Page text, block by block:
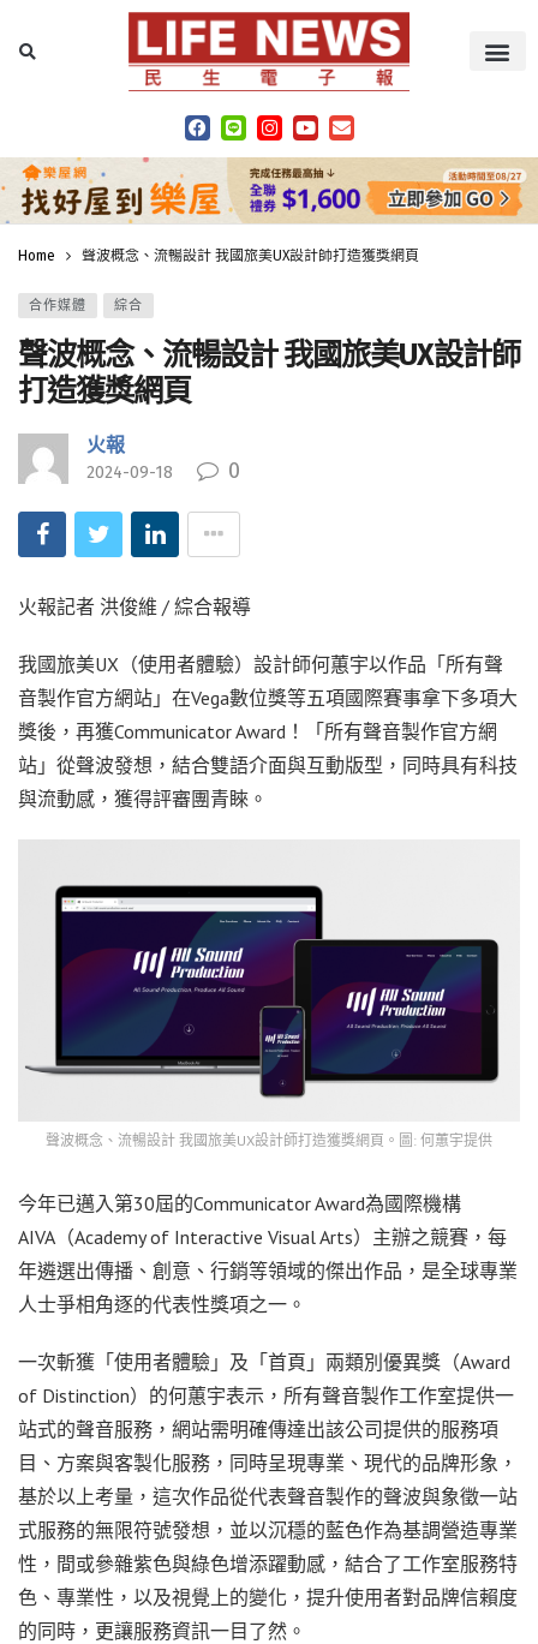
Home 聲波概念、流暢設計 我國旅美UX設計師打造獲獎網頁
合作媒體 綜合
聲波概念、流暢設計 我國旅美UX設計師
打造獲獎網頁
火報
2024-09-18 0
火報記者 洪俊維 / 綜合報導
我國旅美UX（使用者體驗）設計師何蕙宇以作品「所有聲
音製作官方網站」在Vega數位獎等五項國際賽事拿下多項大
獎後，再獲Communicator Award！「所有聲音製作官方網
站」從聲波發想，結合雙語介面與互動版型，同時具有科技
與流動感，獲得評審團青睞。
聲波概念、流暢設計 我國旅美UX設計師打造獲獎網頁。圖: 何蕙宇提供
今年已邁入第30屆的Communicator Award為國際機構
AIVA（Academy of Interactive Visual Arts）主辦之競賽，每
年遴選出傳播、創意、行銷等領域的傑出作品，是全球專業
人士爭相角逐的代表性獎項之一。
一次斬獲「使用者體驗」及「首頁」兩類別優異獎（Award
of Distinction）的何蕙宇表示，所有聲音製作工作室提供一
站式的聲音服務，網站需明確傳達出該公司提供的服務項
目、方案與客製化服務，同時呈現專業、現代的品牌形象，
基於以上考量，這次作品從代表聲音製作的聲波與象徵一站
式服務的無限符號發想，並以沉穩的藍色作為基調營造專業
性，間或參雜紫色與綠色增添躍動感，結合了工作室服務特
色、專業性，以及視覺上的變化，提升使用者對品牌信賴度
的同時，更讓服務資訊一目了然。